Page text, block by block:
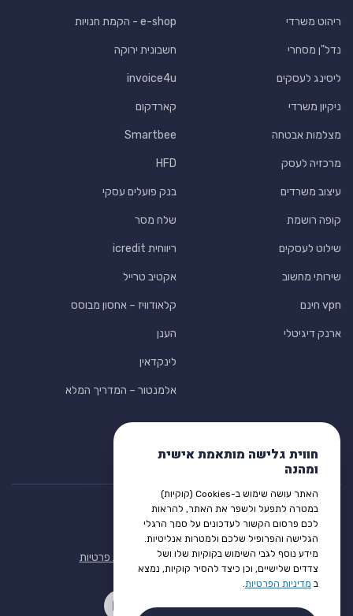
חווית גלישה מותאמת אישית
ומהנה
האתר עושה שימוש ב-Cookies (קוקיות)
במטרה לתפעל ולשפר את האתר, להראות
לכם פרסום הקשור לעדכונים על סמך הרגלי
הגלישה והפרופיל שלכם ולמטרות אנליטיות.
מידע נוסף לגבי השימוש בקוקיות שלו ושל
צדדים שלישיים, וכן כיצד להסיר קוקיות, נמצא
ב מדיניות הפרטיות.
ריהוט משרדי
נדל"ן מסחרי
ליסינג לעסקים
ניקיון משרדי
מצלמות אבטחה
מרכזיה לעסק
עיצוב משרדים
קופה רושמת
שילוט לעסקים
שירותי מחשוב
vpn חינם
ארנק דיגיטלי
e-shop - הקמת חנויות
חשבונית ירוקה
invoice4u
קארדקום
Smartbee
HFD
בנק פועלים עסקי
שלח מסר
ריווחית icredit
אקטיב טרייל
קלאודוויז – אחסון מבוסס
הענן
לינקדאין
אלמנטור – המדריך המלא
תנאי שימוש הצהרת נגישות מדיניות פרטיות